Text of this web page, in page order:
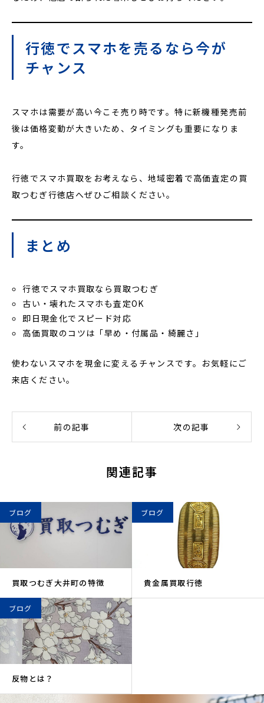
行徳でスマホを売るなら今が
チャンス
スマホは需要が高い今こそ売り時です。特に新機種発売前
後は価格変動が大きいため、タイミングも重要になりま
す。
行徳でスマホ買取をお考えなら、地域密着で高価査定の買
取つむぎ行徳店へぜひご相談ください。
まとめ
行徳でスマホ買取なら買取つむぎ
古い・壊れたスマホも査定OK
即日現金化でスピード対応
高価買取のコツは「早め・付属品・綺麗さ」
使わないスマホを現金に変えるチャンスです。お気軽にご
来店ください。
前の記事 次の記事
関連記事
ブログ
買取つむぎ大井町の特徴
ブログ
貴金属買取行徳
ブログ
反物とは？